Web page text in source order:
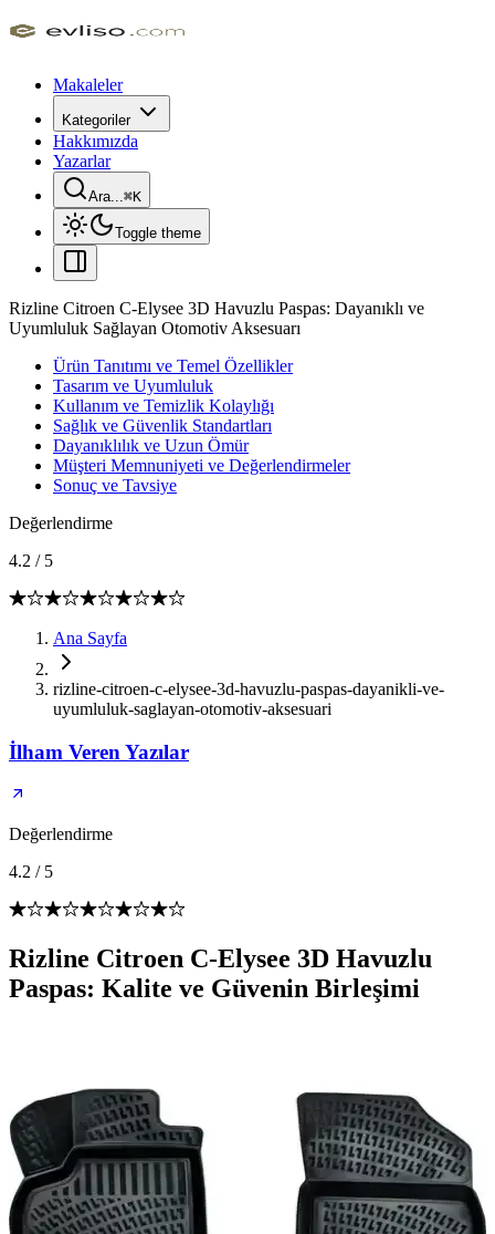
Makaleler
Kategoriler
Hakkımızda
Yazarlar
Ara...⌘K
Toggle theme
Rizline Citroen C-Elysee 3D Havuzlu Paspas: Dayanıklı ve
Uyumluluk Sağlayan Otomotiv Aksesuarı
Ürün Tanıtımı ve Temel Özellikler
Tasarım ve Uyumluluk
Kullanım ve Temizlik Kolaylığı
Sağlık ve Güvenlik Standartları
Dayanıklılık ve Uzun Ömür
Müşteri Memnuniyeti ve Değerlendirmeler
Sonuç ve Tavsiye
Değerlendirme
4.2 / 5
Ana Sayfa
rizline-citroen-c-elysee-3d-havuzlu-paspas-dayanikli-ve-
uyumluluk-saglayan-otomotiv-aksesuari
İlham Veren Yazılar
Değerlendirme
4.2 / 5
Rizline Citroen C-Elysee 3D Havuzlu
Paspas: Kalite ve Güvenin Birleşimi